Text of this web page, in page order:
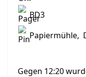
BD3
Papiermühle,
Gegen 12:20